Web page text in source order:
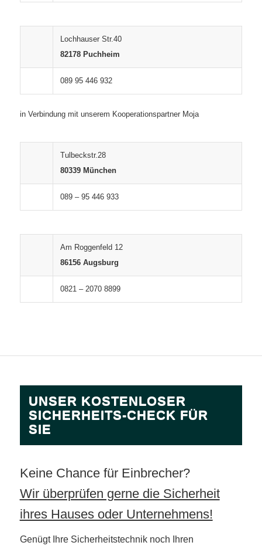
Lochhauser Str.40
82178 Puchheim
089 95 446 932
in Verbindung mit unserem Kooperationspartner Moja
Tulbeckstr.28
80339 München
089 – 95 446 933
Am Roggenfeld 12
86156 Augsburg
0821 – 2070 8899
UNSER KOSTENLOSER
SICHERHEITS-CHECK FÜR
SIE
Keine Chance für Einbrecher?
Wir überprüfen gerne die Sicherheit
ihres Hauses oder Unternehmens!
Genügt Ihre Sicherheitstechnik noch Ihren